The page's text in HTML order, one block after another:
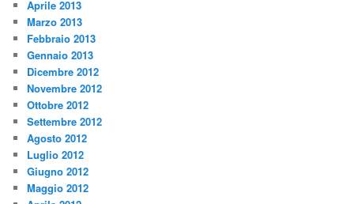
Aprile 2013
Marzo 2013
Febbraio 2013
Gennaio 2013
Dicembre 2012
Novembre 2012
Ottobre 2012
Settembre 2012
Agosto 2012
Luglio 2012
Giugno 2012
Maggio 2012